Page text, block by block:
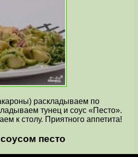
раскладываем по
тунец и соус «Песто».
к столу. Приятного аппетита!
песто